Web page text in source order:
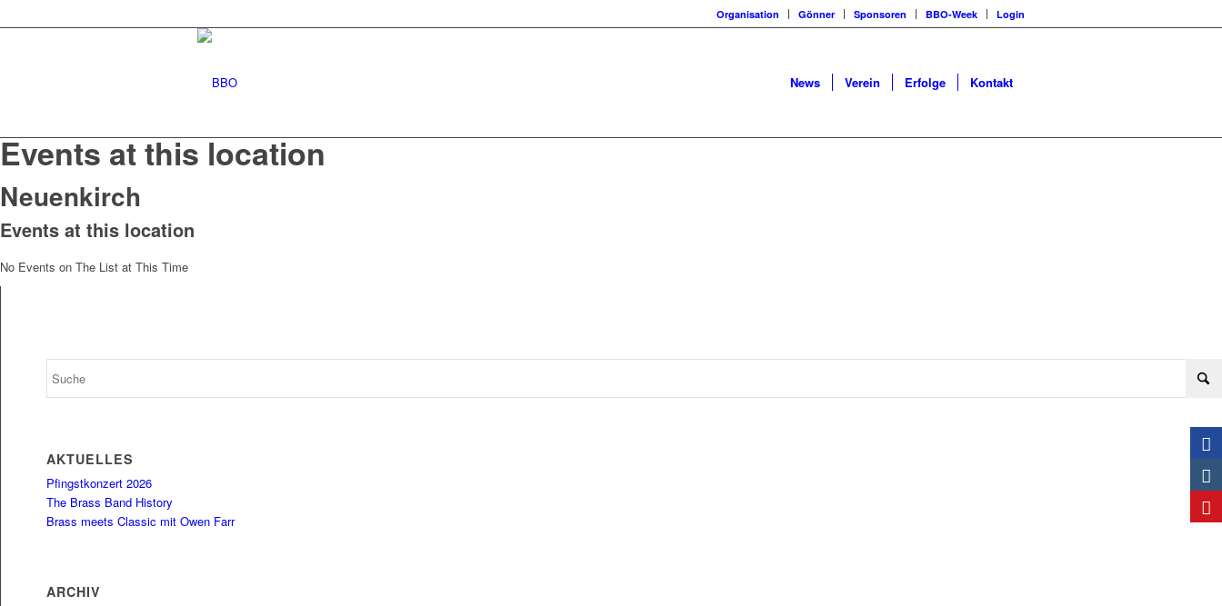
Organisation Gönner Sponsoren BBO-Week Login
News Verein Erfolge Kontakt
Events at this location
Neuenkirch
Events at this location
No Events on The List at This Time
AKTUELLES
Pfingstkonzert 2026
The Brass Band History
Brass meets Classic mit Owen Farr
ARCHIV